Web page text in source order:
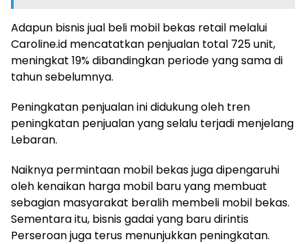
Adapun bisnis jual beli mobil bekas retail melalui
Caroline.id mencatatkan penjualan total 725 unit,
meningkat 19% dibandingkan periode yang sama di
tahun sebelumnya.
Peningkatan penjualan ini didukung oleh tren
peningkatan penjualan yang selalu terjadi menjelang
Lebaran.
Naiknya permintaan mobil bekas juga dipengaruhi
oleh kenaikan harga mobil baru yang membuat
sebagian masyarakat beralih membeli mobil bekas.
Sementara itu, bisnis gadai yang baru dirintis
Perseroan juga terus menunjukkan peningkatan.